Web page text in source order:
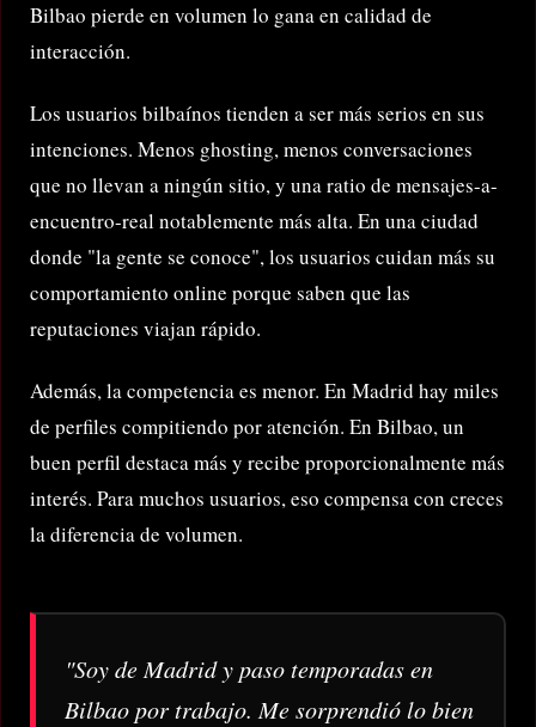
Bilbao pierde en volumen lo gana en calidad de
interacción.
Los usuarios bilbaínos tienden a ser más serios en sus
intenciones. Menos ghosting, menos conversaciones
que no llevan a ningún sitio, y una ratio de mensajes-a-
encuentro-real notablemente más alta. En una ciudad
donde "la gente se conoce", los usuarios cuidan más su
comportamiento online porque saben que las
reputaciones viajan rápido.
Además, la competencia es menor. En Madrid hay miles
de perfiles compitiendo por atención. En Bilbao, un
buen perfil destaca más y recibe proporcionalmente más
interés. Para muchos usuarios, eso compensa con creces
la diferencia de volumen.
"Soy de Madrid y paso temporadas en
Bilbao por trabajo. Me sorprendió lo bien